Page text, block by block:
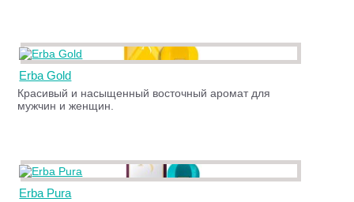
Erba Gold
Красивый и насыщенный восточный аромат для
мужчин и женщин.
Erba Pura